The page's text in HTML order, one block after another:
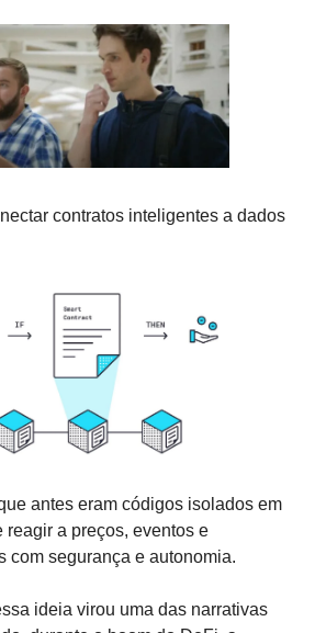
contratos inteligentes a dados
antes eram códigos isolados em
reagir a preços, eventos e
com segurança e autonomia.
ideia virou uma das narrativas